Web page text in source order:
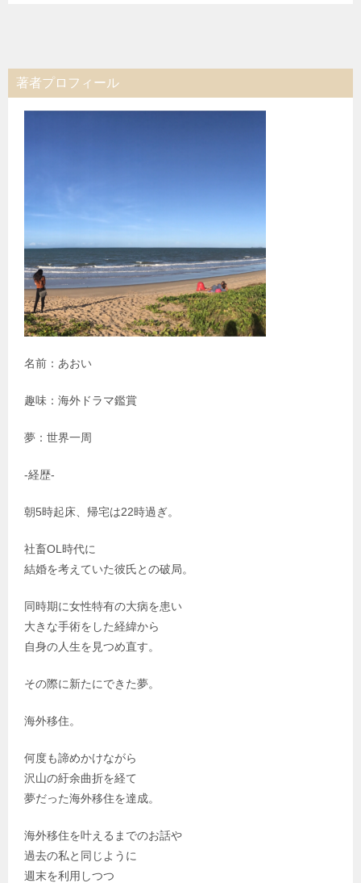
著者プロフィール
名前：あおい
趣味：海外ドラマ鑑賞
夢：世界一周
-経歴-
朝5時起床、帰宅は22時過ぎ。
社畜OL時代に
結婚を考えていた彼氏との破局。
同時期に女性特有の大病を患い
大きな手術をした経緯から
自身の人生を見つめ直す。
その際に新たにできた夢。
海外移住。
何度も諦めかけながら
沢山の紆余曲折を経て
夢だった海外移住を達成。
海外移住を叶えるまでのお話や
過去の私と同じように
週末を利用しつつ